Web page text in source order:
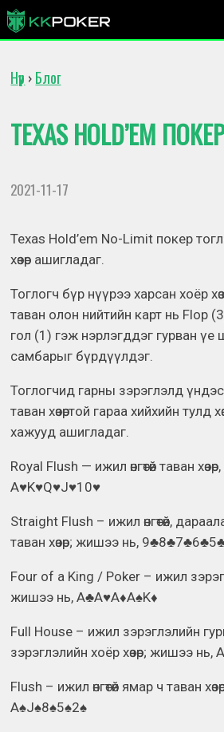
Нүүр › Блог
TEXAS HOLD’EM
2021-11-17
Texas Hold’em No-Limit покер
хөзөр ашигладаг.
Тоглогч бүр нүүрээ харсан хоёр
таван олон нийтийн карт нь Flop
гол (1) гэж нэрлэгддэг гурван үе
самбарыг бүрдүүлдэг.
Тоглогчид гарны зэрэглэлд
таван хөзөртой гараа хийхийн тулд
хажууд ашигладаг.
Royal Flush — ижил өнгөтөй таван
A♥K♥Q♥J♥10♥
Straight Flush – ижил өнгөтөй,
таван хөзөр; жишээ нь,
Four of a King / Poker – ижил
жишээ нь, A♣A♥A♦A♠K♦
Full House – ижил зэрэглэлийн
зэрэглэлийн хоёр хөзөр; жишээ нь,
Flush – ижил өнгөтөй ямар ч таван
A♠J♠8♠5♠2♠